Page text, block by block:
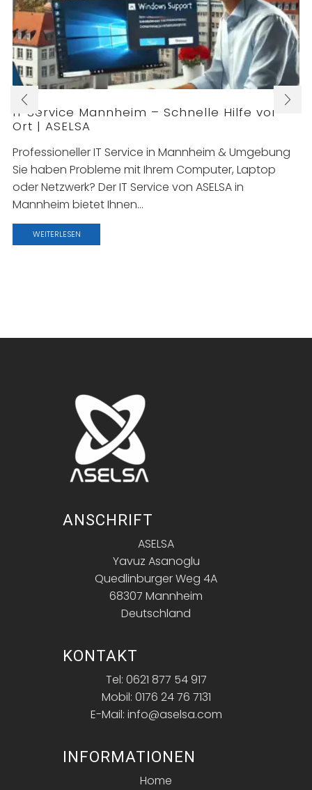
IT Service Mannheim – Schnelle Hilfe vor
Ort | ASELSA
Professioneller IT Service in Mannheim & Umgebung
Sie haben Probleme mit Ihrem Computer, Laptop
oder Netzwerk? Der IT Service von ASELSA in
Mannheim bietet Ihnen...
WEITERLESEN
ANSCHRIFT
ASELSA
Yavuz Asanoglu
Quedlinburger Weg 4A
68307 Mannheim
Deutschland
KONTAKT
Tel: 0621 877 54 917
Mobil: 0176 24 76 7131
E-Mail: info@aselsa.com
INFORMATIONEN
Home